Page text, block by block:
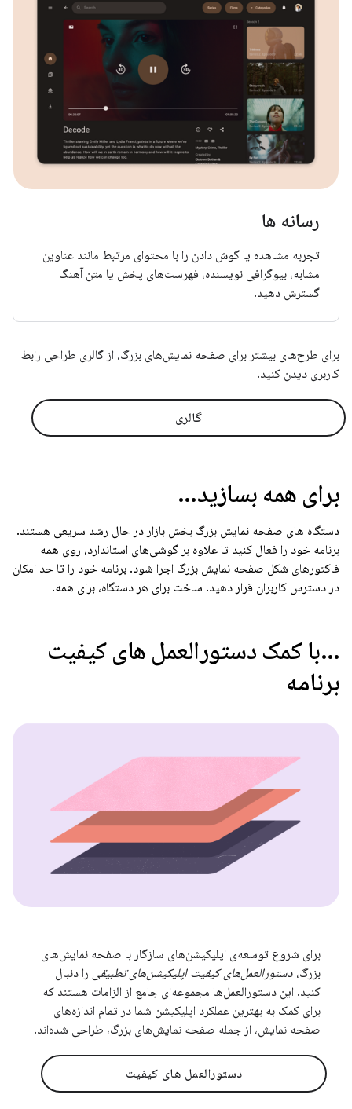
رسانه ها
تجربه مشاهده یا گوش دادن را با محتوای مرتبط مانند عناوین
مشابه، بیوگرافی نویسنده، فهرست‌های پخش یا متن آهنگ
گسترش دهید.
برای طرح‌های بیشتر برای صفحه نمایش‌های بزرگ، از گالری طراحی رابط
کاربری دیدن کنید.
گالری
برای همه بسازید…
دستگاه های صفحه نمایش بزرگ بخش بازار در حال رشد سریعی هستند.
برنامه خود را فعال کنید تا علاوه بر گوشی‌های استاندارد، روی همه
فاکتورهای شکل صفحه نمایش بزرگ اجرا شود. برنامه خود را تا حد امکان
در دسترس کاربران قرار دهید. ساخت برای هر دستگاه، برای همه.
…با کمک دستورالعمل های کیفیت
برنامه
برای شروع توسعه‌ی اپلیکیشن‌های سازگار با صفحه نمایش‌های
بزرگ، دستورالعمل‌های کیفیت اپلیکیشن‌های تطبیقی ​​را دنبال
کنید. این دستورالعمل‌ها مجموعه‌ای جامع از الزامات هستند که
برای کمک به بهترین عملکرد اپلیکیشن شما در تمام اندازه‌های
صفحه نمایش، از جمله صفحه نمایش‌های بزرگ، طراحی شده‌اند.
دستورالعمل های کیفیت